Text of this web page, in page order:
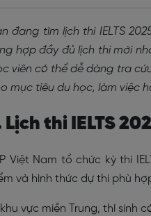
đang tìm lịch thi IELTS
hợp đầy đủ lịch thi mới
viên có thể dễ dàng tra
mục tiêu du học, làm việc
Lịch thi IELTS
Việt Nam tổ chức kỳ thi
và hình thức dự thi phù
vực miền Trung, thí sinh